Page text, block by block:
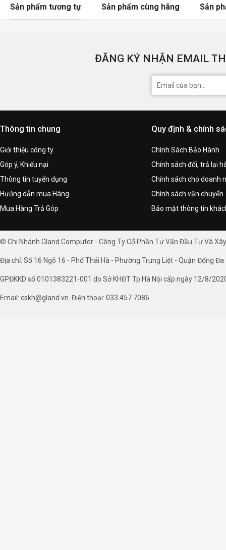
Sản phẩm tương tự Sản phẩm cùng hãng Sản
ĐĂNG KÝ NHẬN EMAIL
Thông tin chung
Giới thiệu công ty
Góp ý, Khiếu nại
Thông tin tuyển dụng
Hướng dẫn mua Hàng
Mua Hàng Trả Góp
Quy định & chính
Chính Sách Bảo Hành
Chính sách đổi, trả lại
Chính sách cho doanh
Chính sách vận chuyển
Bảo mật thông tin
© Chi Nhánh Gland Computer - Công Ty Cổ Phần Tư Vấn Đầu Tư Và
Địa chỉ: Số 16 Ngõ 16 - Phố Thái Hà - Phường Trung Liệt - Quận Đống Đa
GPĐKKD số 0101383221-001 do Sở KHĐT Tp.Hà Nội cấp ngày 12/8/
Email: cskh@gland.vn. Điện thoại: 033.457.7086